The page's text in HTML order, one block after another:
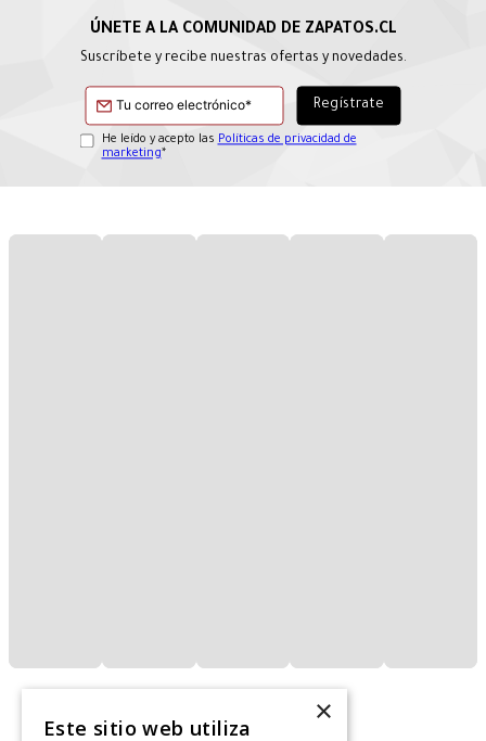
Suscríbete y recibe nuestras ofertas y novedades.
He leído y acepto las Políticas de privacidad de
marketing*
×
Este sitio web utiliza